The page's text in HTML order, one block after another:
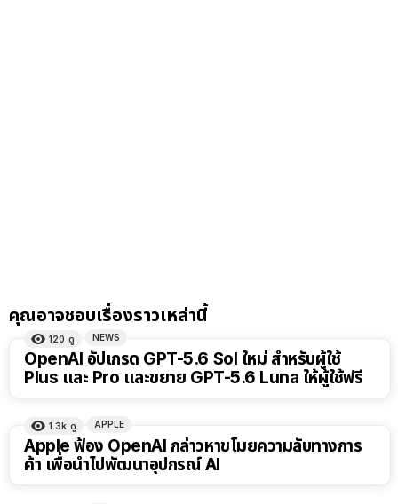
คุณอาจชอบเรื่องราวเหล่านี้
120 ดู NEWS
OpenAI อัปเกรด GPT-5.6 Sol ใหม่ สำหรับผู้ใช้
Plus และ Pro และขยาย GPT-5.6 Luna ให้ผู้ใช้ฟรี
1.3k ดู APPLE
Apple ฟ้อง OpenAI กล่าวหาขโมยความลับทางการ
ค้า เพื่อนำไปพัฒนาอุปกรณ์ AI